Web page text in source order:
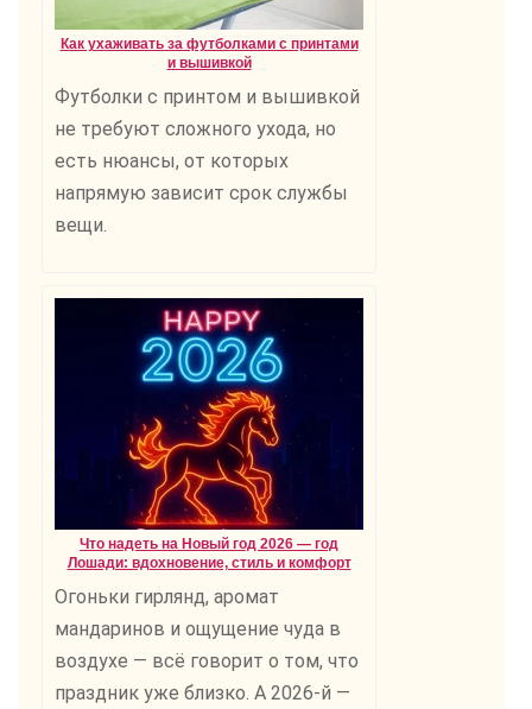
Как ухаживать за футболками с принтами
и вышивкой
Футболки с принтом и вышивкой
не требуют сложного ухода, но
есть нюансы, от которых
напрямую зависит срок службы
вещи.
Что надеть на Новый год 2026 — год
Лошади: вдохновение, стиль и комфорт
Огоньки гирлянд, аромат
мандаринов и ощущение чуда в
воздухе — всё говорит о том, что
праздник уже близко. А 2026-й —